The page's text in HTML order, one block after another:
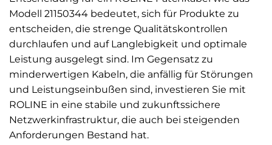
Modell 21150344 bedeutet, sich für Produkte zu
entscheiden, die strenge Qualitätskontrollen
durchlaufen und auf Langlebigkeit und optimale
Leistung ausgelegt sind. Im Gegensatz zu
minderwertigen Kabeln, die anfällig für Störungen
und Leistungseinbußen sind, investieren Sie mit
ROLINE in eine stabile und zukunftssichere
Netzwerkinfrastruktur, die auch bei steigenden
Anforderungen Bestand hat.